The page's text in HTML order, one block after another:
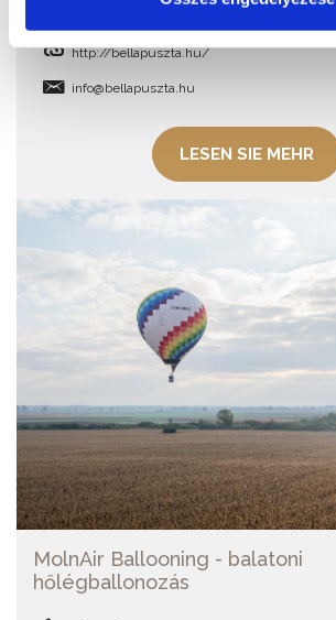
http://bellapuszta.hu/
info@bellapuszta.hu
LESEN SIE MEHR
MolnAir Ballooning - balatoni
hőlégballonozás